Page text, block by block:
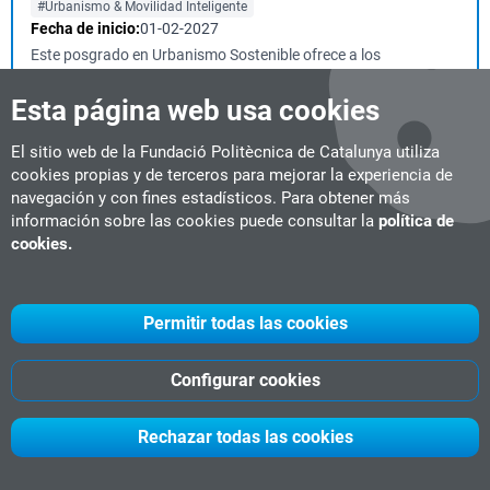
Esta página web usa cookies
El sitio web de la Fundació Politècnica de Catalunya utiliza
cookies propias y de terceros para mejorar la experiencia de
navegación y con fines estadísticos. Para obtener más
información sobre las cookies puede consultar la política de
cookies.
Rechazar todas las cookies
Configurar cookies
Permitir todas las cookies
#Urbanismo & Movilidad Inteligente
Fecha de inicio:01-02-2027
Este posgrado en Urbanismo Sostenible ofrece a los
profesionales del ámbito de la arquitectura y el ...
Vehículos Ferroviarios
Diploma de experto 12 ECTS Presencial
Vilanova i la Geltrú
#Industria Ferroviaria
Fecha de inicio:
Vehículos y Operación de Servicios Ferroviarios
Diploma de experto 24 ECTS Presencial
Vilanova i la Geltrú
#Industria Ferroviaria
Fecha de inicio:23-10-2026